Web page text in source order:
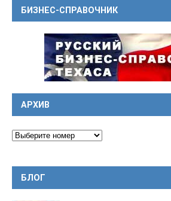
БИЗНЕС-СПРАВОЧНИК
АРХИВ
БЛОГ